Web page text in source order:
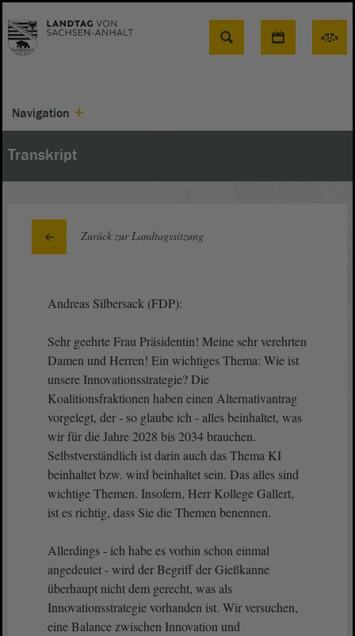
Suche
Navigation
Transkript
Zurück zur Landtagssitzung
Andreas Silbersack (FDP):
Sehr geehrte Frau Präsidentin! Meine sehr verehrten
Damen und Herren! Ein wichtiges Thema: Wie ist
unsere Innovationsstrategie? Die
Koalitionsfraktionen haben einen Alternativantrag
vorgelegt, der - so glaube ich - alles beinhaltet, was
wir für die Jahre 2028 bis 2034 brauchen.
Selbstverständlich ist darin auch das Thema KI
beinhaltet bzw. wird beinhaltet sein. Das alles sind
wichtige Themen. Insofern, Herr Kollege Gallert,
ist es richtig, dass Sie die Themen benennen.
Allerdings - ich habe es vorhin schon einmal
angedeutet - wird der Begriff der Gießkanne
überhaupt nicht dem gerecht, was als
Innovationsstrategie vorhanden ist. Wir versuchen,
eine Balance zwischen Innovation und